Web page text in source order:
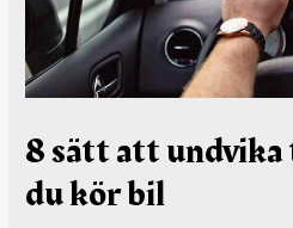
8 sätt att
du kör bil